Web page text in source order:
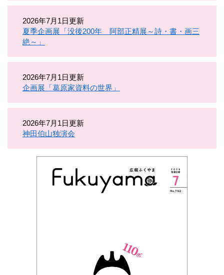
2026年7月1日更新
夏季企画展「没後200年 阿部正精展～詩・書・画三
絶～」
2026年7月1日更新
企画展「葛原家資料の世界」
2026年7月1日更新
神田伯山独演会